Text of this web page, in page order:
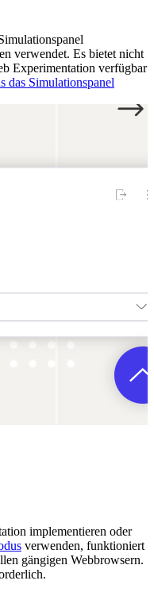
verwendet. Es bietet nicht
Experimentation verfügbar
das Simulationspanel
implementieren oder
verwenden, funktioniert
gängigen Webbrowsern.